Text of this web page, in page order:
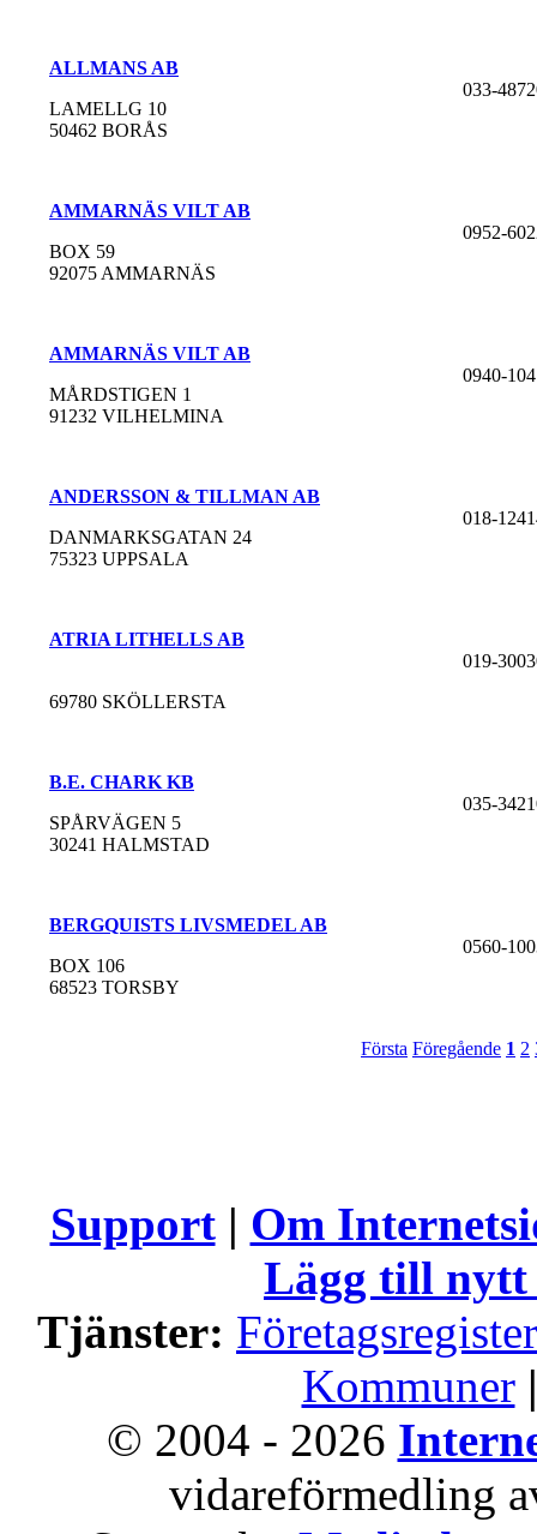
ALLMANS AB
LAMELLG 10
50462 BORÅS
033-
AMMARNÄS VILT AB
BOX 59
92075 AMMARNÄS
0952-
AMMARNÄS VILT AB
MÅRDSTIGEN 1
91232 VILHELMINA
0940-
ANDERSSON & TILLMAN AB
DANMARKSGATAN 24
75323 UPPSALA
018-
ATRIA LITHELLS AB
69780 SKÖLLERSTA
019-
B.E. CHARK KB
SPÅRVÄGEN 5
30241 HALMSTAD
035-
BERGQUISTS LIVSMEDEL AB
BOX 106
68523 TORSBY
0560-
Första Föregående 1 2
Support| Om
Lägg till nytt
Tjänster: Företagsregister
Kommuner |
© 2004 - 2026
vidareförmedling